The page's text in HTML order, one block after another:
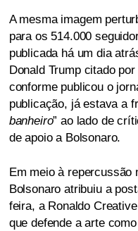
A mesma imagem
para os 514.000
publicada há um dia
Donald Trump citado
conforme publicou o
publicação, já estava a
banheiro” ao lado de
de apoio a Bolsonaro.
Em meio à repercussão
Bolsonaro atribuiu a
feira, a Ronaldo
que defende a arte